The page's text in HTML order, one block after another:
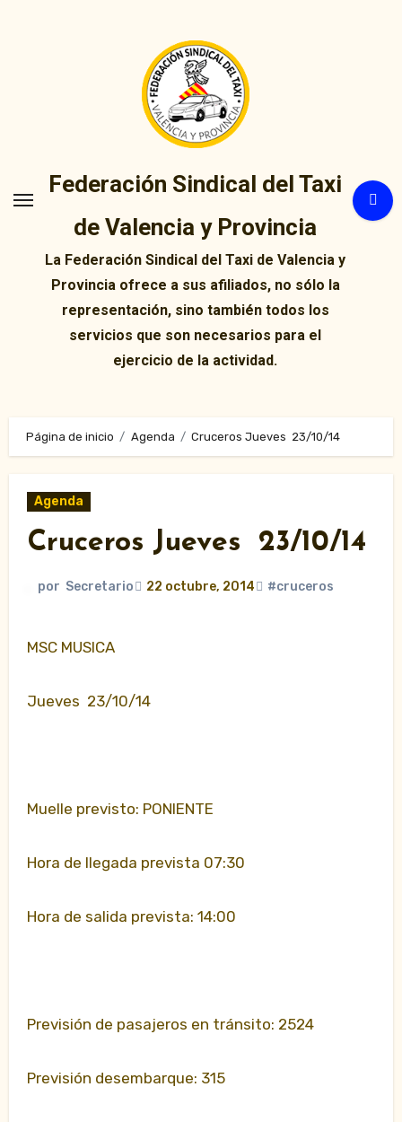
Federación Sindical del Taxi
de Valencia y Provincia
La Federación Sindical del Taxi de Valencia y
Provincia ofrece a sus afiliados, no sólo la
representación, sino también todos los
servicios que son necesarios para el
ejercicio de la actividad.
Página de inicio Agenda Cruceros Jueves 23/10/14
Agenda
Cruceros Jueves 23/10/14
por Secretario 22 octubre, 2014 #cruceros
MSC MUSICA
Jueves 23/10/14
Muelle previsto: PONIENTE
Hora de llegada prevista 07:30
Hora de salida prevista: 14:00
Previsión de pasajeros en tránsito: 2524
Previsión desembarque: 315